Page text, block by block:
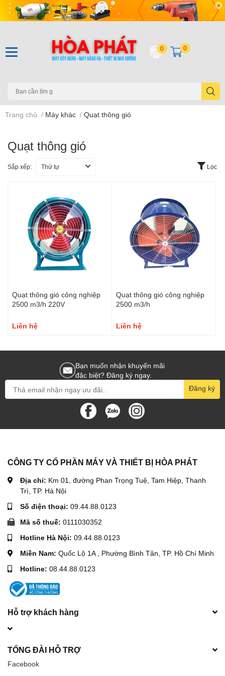
0 0
Trang chủ / Máy khác / Quạt thông gió
Quạt thông gió
Sắp xếp: Thứ tự Lọc
Quạt thông gió công nghiệp
2500 m3/h 220V
Liên hệ
Quạt thông gió công nghiệp
2500 m3/h
Liên hệ
Bạn muốn nhận khuyến mãi
đặc biệt? Đăng ký ngay.
Đăng ký
CÔNG TY CỔ PHẦN MÁY VÀ THIẾT BỊ HÒA PHÁT
Địa chỉ: Km 01, đường Phan Trọng Tuệ, Tam Hiệp, Thanh
Trì, TP. Hà Nội
Số điện thoại: 09.44.88.0123
Mã số thuế: 0111030352
Hotline Hà Nội: 09.44.88.0123
Miền Nam: Quốc Lộ 1A , Phường Bình Tân, TP. Hồ Chí Minh
Hotline: 08.44.88.0123
Hỗ trợ khách hàng
TỔNG ĐÀI HỖ TRỢ
Facebook